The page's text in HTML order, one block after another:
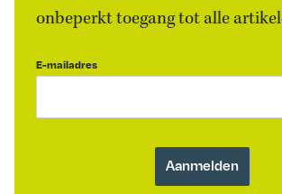
onbeperkt toegang tot alle
E-mailadres